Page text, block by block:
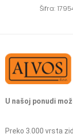
Šifra:
U našoj ponudi
Preko 3.000 vrsta